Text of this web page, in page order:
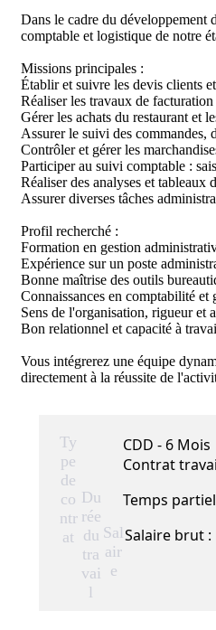
Dans le cadre du développement
comptable et logistique de notre
Missions principales :
Établir et suivre les devis clients
Réaliser les travaux de
Gérer les achats du restaurant et
Assurer le suivi des commandes,
Contrôler et gérer les
Participer au suivi comptable :
Réaliser des analyses et tableaux
Assurer diverses tâches
Profil recherché :
Formation en gestion
Expérience sur un poste
Bonne maîtrise des outils
Connaissances en comptabilité et
Sens de l'organisation, rigueur et
Bon relationnel et capacité à
Vous intégrerez une équipe
directement à la réussite de
Ty
pe
de
co
ntr
at
CDD - 6 Mois
Contrat
Du
rée
du
tra
vai
l
Temps
Sal
air
e
Salaire brut :